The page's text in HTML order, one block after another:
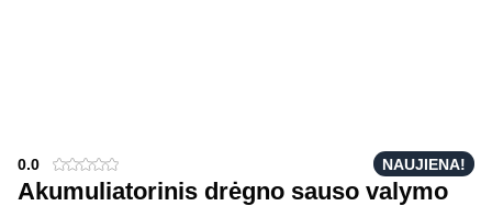
0.0 NAUJIENA!
Akumuliatorinis drėgno sauso valymo